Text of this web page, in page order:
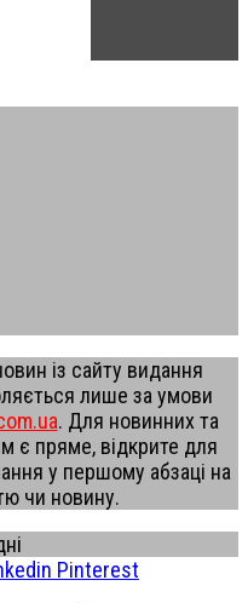
із сайту видання
лише за умови
. Для новинних та
є пряме, відкрите для
у першому абзаці на
чи новину.
Pinterest